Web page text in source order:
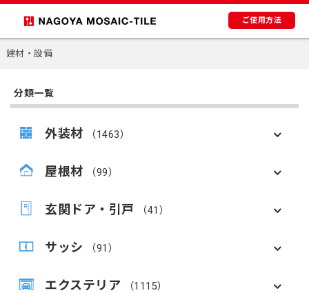
ご使用方法
建材・設備
分類一覧
外装材 （1463）
屋根材 （99）
玄関ドア・引戸 （41）
サッシ （91）
エクステリア （1115）